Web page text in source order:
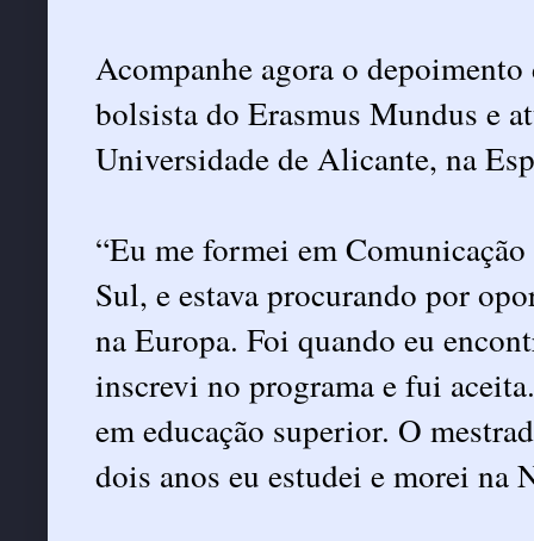
Acompanhe agora o
bolsista do Erasmus Mundus e
Universidade de Alicante, na
“Eu me formei em
Sul, e estava procurando por
na Europa. Foi quando eu
inscrevi no programa e fui
em educação superior. O
dois anos eu estudei e morei na